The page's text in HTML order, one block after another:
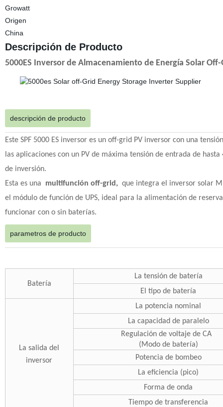
Growatt
Origen
China
Descripción de Producto
5000ES Inversor de Almacenamiento de Energía Solar
descripción de producto
Este SPF 5000 ES inversor es un off-grid PV inversor con una
las aplicaciones con un PV de máxima tensión de entrada de
de inversión.
Esta es una
multifunción off-grid, que integra el inversor solar
el módulo de función de UPS, ideal para la alimentación de
funcionar con o sin baterías.
parametros de producto
Batería
La tensión de batería
El tipo de batería
La salida del
inversor
La potencia nominal
La capacidad de paralelo
Regulación de voltaje de CA
(Modo de batería)
Potencia de bombeo
La eficiencia (pico)
Forma de onda
Tiempo de transferencia